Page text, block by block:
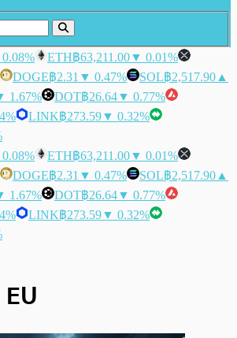
ETH฿63,211.00▼ 0.01%
DOGE฿2.31 ▼ 0.47% SOL฿2,517.90 ▲
1.67% DOT฿26.64▼ 0.77%
LINK฿273.59▼ 0.32%
ETH฿63,211.00▼ 0.01%
DOGE฿2.31 ▼ 0.47% SOL฿2,517.90 ▲
1.67% DOT฿26.64▼ 0.77%
LINK฿273.59▼ 0.32%
EU